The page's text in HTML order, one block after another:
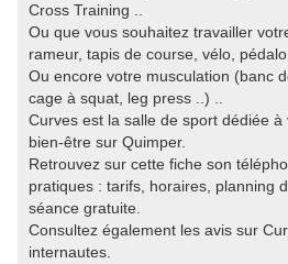
Cross Training ..
Ou que vous souhaitez travailler
rameur, tapis de course, vélo,
Ou encore votre musculation (banc
cage à squat, leg press ..) ..
Curves est la salle de sport dédiée
bien-être sur Quimper.
Retrouvez sur cette fiche son
pratiques : tarifs, horaires, planning
séance gratuite.
Consultez également les avis sur
internautes.